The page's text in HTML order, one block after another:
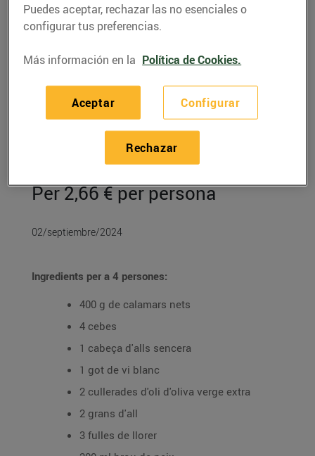
Calamars amb vi i ceba
Per 2,66 € per persona
02/septiembre/2024
Ingredients per a 4 persones:
400 g de calamars nets
4 cebes
1 cabeça d'alls sencera
1 got de vi blanc
2 cullerades d'oli d'oliva verge extra
2 grans d'all
3 fulles de llorer
Puedes aceptar, rechazar las no esenciales o
configurar tus preferencias.
Más información en la Política de Cookies.
Configurar
Rechazar
Aceptar